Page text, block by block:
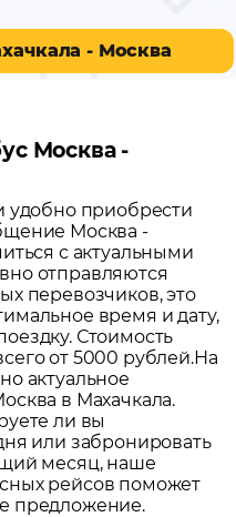
- Москва
Москва -
удобно приобрести
Москва -
с актуальными
отправляются
перевозчиков, это
время и дату,
Стоимость
от 5000 рублей.На
актуальное
в Махачкала.
ли вы
или забронировать
месяц, наше
рейсов поможет
предложение.